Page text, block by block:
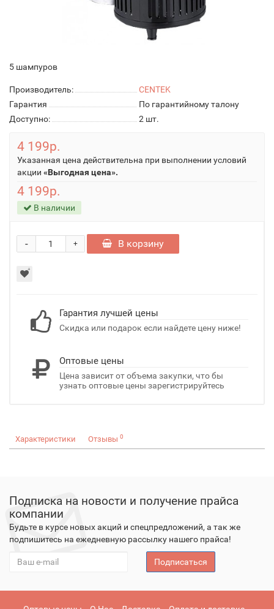
5 шампуров
Производитель:
CENTEK
Гарантия
По гарантийному талону
Доступно:
2 шт.
4 199р.
Указанная цена действительна при выполнении условий
акции «Выгодная цена».
4 199р.
В наличии
+
- В корзину
Гарантия лучшей цены
Скидка или подарок если найдете цену ниже!
Оптовые цены
Цена зависит от объема закупки, что бы
узнать оптовые цены зарегистрируйтесь
Характеристики Отзывы 0
Подписка на новости и получение прайса
компании
Будьте в курсе новых акций и спецпредложений, а так же
подпишитесь на ежедневную рассылку нашего прайса!
Подписаться